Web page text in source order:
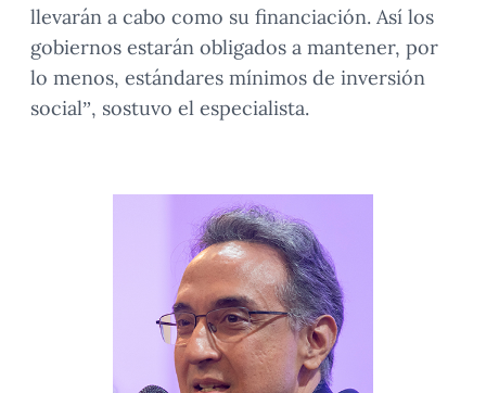
llevarán a cabo como su financiación. Así los
gobiernos estarán obligados a mantener, por
lo menos, estándares mínimos de inversión
social”, sostuvo el especialista.